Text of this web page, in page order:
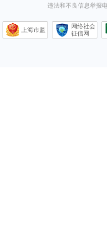
违法和不良信息举报
上海市监
网络社会
征信网